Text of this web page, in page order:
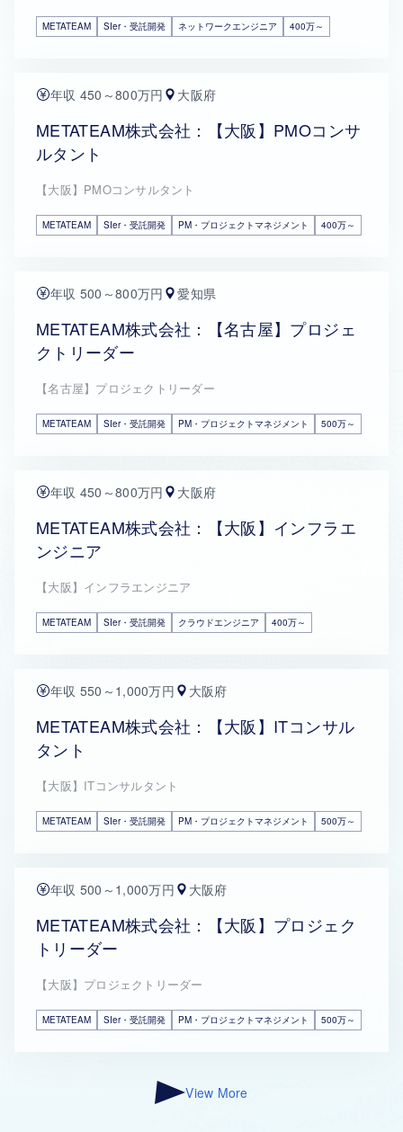
METATEAM SIer・受託開発 ネットワークエンジニア 400万～
年収 450～800万円 大阪府
METATEAM株式会社：【大阪】PMOコンサ
ルタント
【大阪】PMOコンサルタント
METATEAM SIer・受託開発 PM・プロジェクトマネジメント 400万～
年収 500～800万円 愛知県
METATEAM株式会社：【名古屋】プロジェ
クトリーダー
【名古屋】プロジェクトリーダー
METATEAM SIer・受託開発 PM・プロジェクトマネジメント 500万～
年収 450～800万円 大阪府
METATEAM株式会社：【大阪】インフラエ
ンジニア
【大阪】インフラエンジニア
METATEAM SIer・受託開発 クラウドエンジニア 400万～
年収 550～1,000万円 大阪府
METATEAM株式会社：【大阪】ITコンサル
タント
【大阪】ITコンサルタント
METATEAM SIer・受託開発 PM・プロジェクトマネジメント 500万～
年収 500～1,000万円 大阪府
METATEAM株式会社：【大阪】プロジェク
トリーダー
【大阪】プロジェクトリーダー
METATEAM SIer・受託開発 PM・プロジェクトマネジメント 500万～
View More